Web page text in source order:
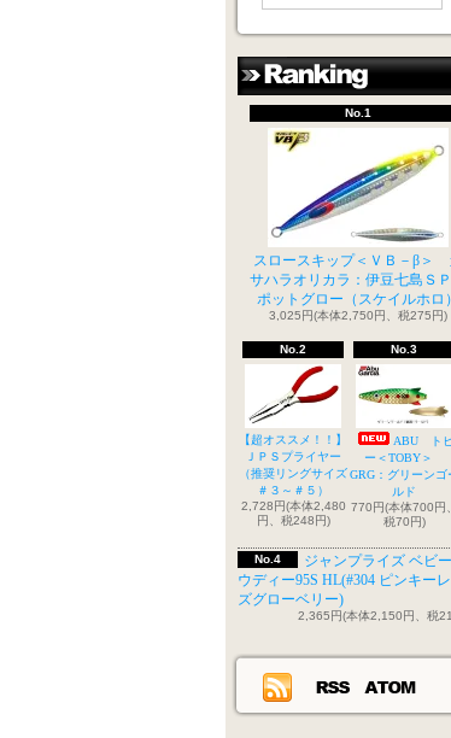
No.1
スロースキップ＜ＶＢ－β＞
サハラオリカラ：伊豆七島Ｓ
ポットグロー（スケイルホロ）
3,025円(本体2,750円、税275円)
No.2
【超オススメ！！】
ＪＰＳプライヤー
（推奨リングサイズ
＃３～＃５）
2,728円(本体2,480
円、税248円)
No.3
ABU ト
ー＜TOBY＞
GRG：グリーンゴ
ルド
770円(本体700円、
税70円)
No.4
ジャンプライズ ベビ
ウディー95S HL(#304 ピンキー
ズグローベリー)
2,365円(本体2,150円、税